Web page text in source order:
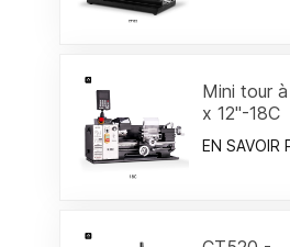
Mini tour
x 12"-18C
EN SAVOIR